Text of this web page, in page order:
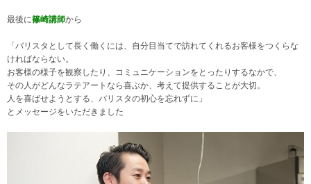
最後に篠崎講師から
「バリスタとして長く働くには、自分目当てで訪れてくれるお客様をつくらな
ければならない。
お客様の様子を観察したり、コミュニケーションをとったりするなかで、
その人がどんなラテアートなら喜ぶか、考えて提供することが大切。
人を喜ばせようとする、バリスタの初心を忘れずに」
とメッセージをいただきました